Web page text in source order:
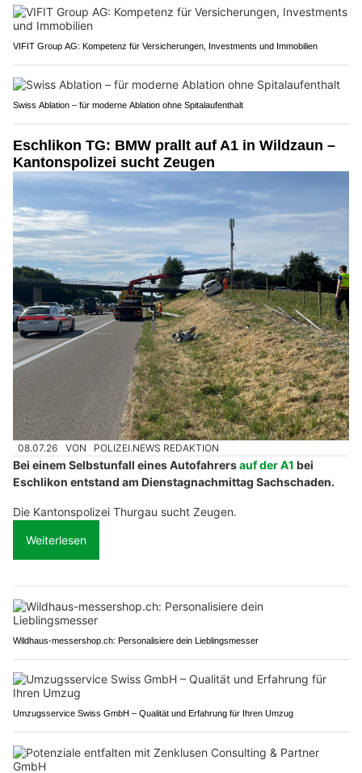
VIFIT Group AG: Kompetenz für Versicherungen, Investments und Immobilien
Swiss Ablation – für moderne Ablation ohne Spitalaufenthalt
Eschlikon TG: BMW prallt auf A1 in Wildzaun –
Kantonspolizei sucht Zeugen
08.07.26 VON POLIZEI.NEWS REDAKTION
Bei einem Selbstunfall eines Autofahrersauf der A1 bei
Eschlikon entstand am Dienstagnachmittag Sachschaden.
Die Kantonspolizei Thurgau sucht Zeugen.
Weiterlesen
Wildhaus-messershop.ch: Personalisiere dein Lieblingsmesser
Umzugsservice Swiss GmbH – Qualität und Erfahrung für Ihren Umzug